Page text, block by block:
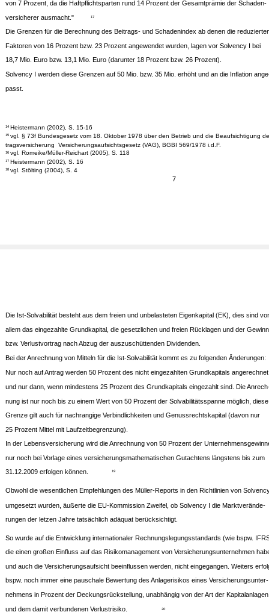
7
von 7 Prozent, da die Haftpflichtsparten rund 14 Prozent der Gesamtprämie der Schaden-
versicherer ausmacht." 17
Die Grenzen für die Berechnung des Beitrags- und Schadenindex ab denen die
Faktoren von 16 Prozent bzw. 23 Prozent angewendet wurden, lagen vor Solvency I bei
18,7 Mio. Euro bzw. 13,1 Mio. Euro (darunter 18 Prozent bzw. 26 Prozent).
Solvency I werden diese Grenzen auf 50 Mio. bzw. 35 Mio. erhöht und an die Inflation
passt.
14 Heistermann (2002), S. 15-16
15 vgl. § 73f Bundesgesetz vom 18. Oktober 1978 über den Betrieb und die Beaufsichtigung
tragsversicherung ­ Versicherungsaufsichtsgesetz (VAG), BGBI 569/1978 i.d.F.
16 vgl. Romeike/Müller-Reichart (2005), S. 118
17 Heistermann (2002), S. 16
18 vgl. Stölting (2004), S. 4
Die Ist-Solvabilität besteht aus dem freien und unbelasteten Eigenkapital (EK), dies sind vor
allem das eingezahlte Grundkapital, die gesetzlichen und freien Rücklagen und der
bzw. Verlustvortrag nach Abzug der auszuschüttenden Dividenden.
Bei der Anrechnung von Mitteln für die Ist-Solvabilität kommt es zu folgenden Änderungen:
Nur noch auf Antrag werden 50 Prozent des nicht eingezahlten Grundkapitals
und nur dann, wenn mindestens 25 Prozent des Grundkapitals eingezahlt sind. Die
nung ist nur noch bis zu einem Wert von 50 Prozent der Solvabilitätsspanne möglich, diese
Grenze gilt auch für nachrangige Verbindlichkeiten und Genussrechtskapital (davon nur
25 Prozent Mittel mit Laufzeitbegrenzung).
In der Lebensversicherung wird die Anrechnung von 50 Prozent der
nur noch bei Vorlage eines versicherungsmathematischen Gutachtens längstens bis zum
31.12.2009 erfolgen können.
19
Obwohl die wesentlichen Empfehlungen des Müller-Reports in den Richtlinien von
umgesetzt wurden, äußerte die EU-Kommission Zweifel, ob Solvency I die Marktverände-
rungen der letzen Jahre tatsächlich adäquat berücksichtigt.
So wurde auf die Entwicklung internationaler Rechnungslegungsstandards (wie bspw.
die einen großen Einfluss auf das Risikomanagement von Versicherungsunternehmen
und auch die Versicherungsaufsicht beeinflussen werden, nicht eingegangen. Weiters
bspw. noch immer eine pauschale Bewertung des Anlagerisikos eines Versicherungsunter-
nehmens in Prozent der Deckungsrückstellung, unabhängig von der Art der Kapitalanlagen
und dem damit verbundenen Verlustrisiko.
20